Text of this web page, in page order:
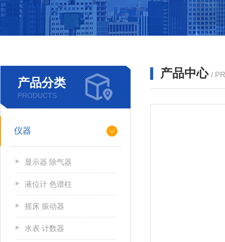
产品分类
PRODUCTS
仪器
显示器 除气器
液位计 色谱柱
摇床 振动器
水表 计数器
产品中心 /